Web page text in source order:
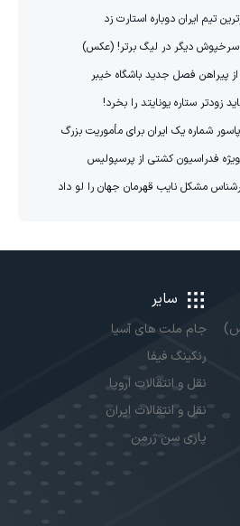
تیم ایران دوباره استارت زد
دیگر در لیگ برتر! (عکس)
از پیراهن فصل جدید باشگاه خیبر
زودتر ستاره یونایتد را بخرد!
شماره یک ایران برای مأموریت بزرگ
فدراسیون کشتی از پرسپولیس
مشکل نایب قهرمان جهان را لو داد
سایر
جام ملت های آسیا
رنکینگ فیفا
نقل و انتقالات اروپا
نقل و انتقالات ایران
پاری سن ژرمن